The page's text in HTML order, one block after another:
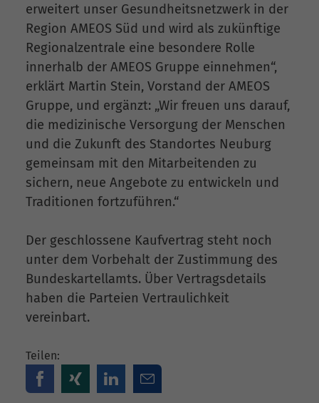
erweitert unser Gesundheitsnetzwerk in der
Region AMEOS Süd und wird als zukünftige
Regionalzentrale eine besondere Rolle
innerhalb der AMEOS Gruppe einnehmen“,
erklärt Martin Stein, Vorstand der AMEOS
Gruppe, und ergänzt: „Wir freuen uns darauf,
die medizinische Versorgung der Menschen
und die Zukunft des Standortes Neuburg
gemeinsam mit den Mitarbeitenden zu
sichern, neue Angebote zu entwickeln und
Traditionen fortzuführen.“
Der geschlossene Kaufvertrag steht noch
unter dem Vorbehalt der Zustimmung des
Bundeskartellamts. Über Vertragsdetails
haben die Parteien Vertraulichkeit
vereinbart.
Teilen: